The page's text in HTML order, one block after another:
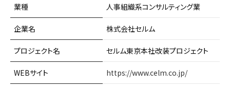
業種 人事組織系コンサルティング業
企業名 株式会社セルム
プロジェクト名 セルム東京本社改装プロジェクト
WEBサイト https://www.celm.co.jp/